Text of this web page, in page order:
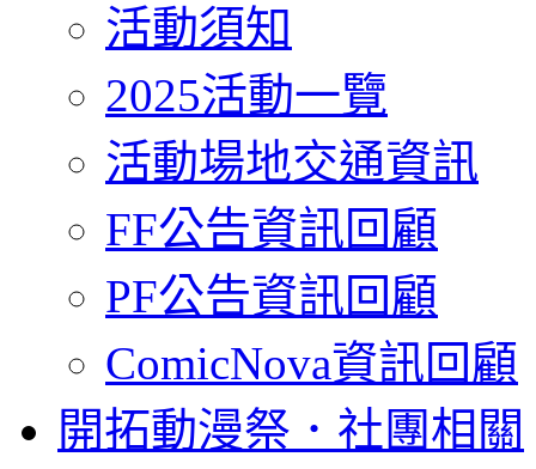
活動須知
2025活動一覽
活動場地交通資訊
FF公告資訊回顧
PF公告資訊回顧
ComicNova資訊回顧
開拓動漫祭．社團相關